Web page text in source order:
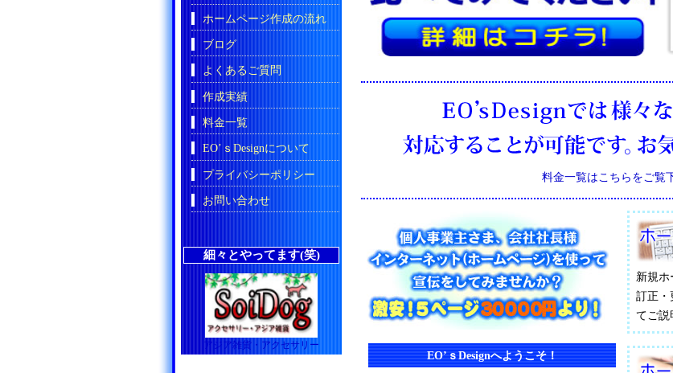
料金一覧はこちらをご覧
EO’ｓDesignへようこそ！
新規
訂正・
てご説
ホームページ作成の流れ
ブログ
よくあるご質問
作成実績
料金一覧
EO’ｓDesignについて
プライバシーポリシー
お問い合わせ
細々とやってます(笑)
アジア雑貨・アクセサリー